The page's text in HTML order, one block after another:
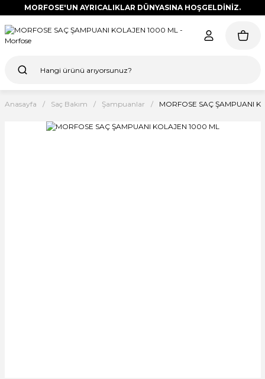
MORFOSE'UN AYRICALIKLAR DÜNYASINA HOŞGELDİNİZ.
Anasayfa Saç Bakım Şampuanlar MORFOSE SAÇ ŞAMPUANI